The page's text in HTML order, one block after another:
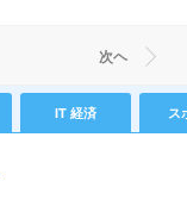
次ヘ
IT 経済 ス